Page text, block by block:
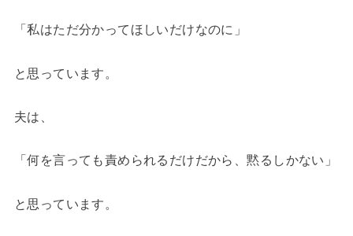
「私はただ分かってほしいだけなのに」
と思っています。
夫は、
「何を言っても責められるだけだから、黙るしかない」
と思っています。